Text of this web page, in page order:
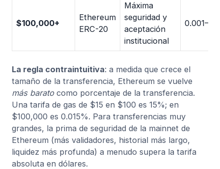
$100,000+
Ethereum
ERC-20
Máxima
seguridad y
aceptación
institucional
La regla contraintuitiva: a medida que crece el
tamaño de la transferencia, Ethereum se vuelve
más baratocomo porcentaje de la transferencia.
Una tarifa de gas de $15 en $100 es 15%; en
$100,000 es 0.015%. Para transferencias muy
grandes, la prima de seguridad de la mainnet de
Ethereum (más validadores, historial más largo,
liquidez más profunda) a menudo supera la tarifa
absoluta en dólares.